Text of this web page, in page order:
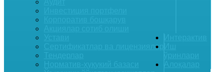
Сертификатлар ва лицензиялар